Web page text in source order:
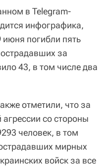
в Telegram-
инфографика,
июня погибли пять
за
43, в том числе два
отметили, что за
со стороны
человек, в том
мирных
войск за все